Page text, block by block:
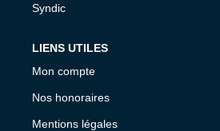
Syndic
LIENS UTILES
Mon compte
Nos honoraires
Mentions légales